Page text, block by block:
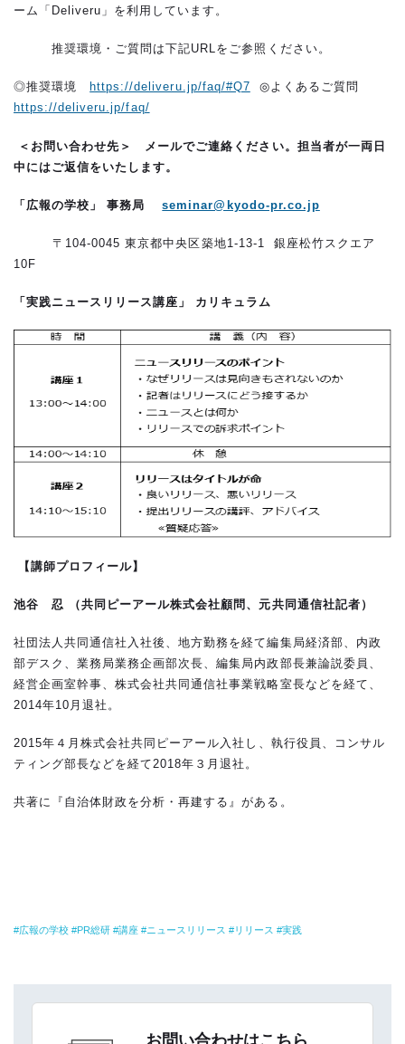
ーム「Deliveru」を利用しています。
推奨環境・ご質問は下記URLをご参照ください。
◎推奨環境 https://deliveru.jp/faq/#Q7 ◎よくあるご質問
https://deliveru.jp/faq/
＜お問い合わせ先＞
メールでご連絡ください。担当者が一両日
中にはご返信をいたします。
「広報の学校」 事務局seminar@kyodo-pr.co.jp
〒104-0045 東京都中央区築地1-13-1 銀座松竹スクエア
10F
「実践ニュースリリース講座」 カリキュラム
【講師プロフィール】
池谷 忍 （共同ピーアール株式会社顧問、元共同通信社記者）
社団法人共同通信社入社後、地方勤務を経て編集局経済部、内政
部デスク、業務局業務企画部次長、編集局内政部長兼論説委員、
経営企画室幹事、株式会社共同通信社事業戦略室長などを経て、
2014年10月退社。
2015年４月株式会社共同ピーアール入社し、執行役員、コンサル
ティング部長などを経て2018年３月退社。
共著に『自治体財政を分析・再建する』がある。
広報の学校 PR総研 講座 ニュースリリース リリース 実践
お問い合わせはこちら